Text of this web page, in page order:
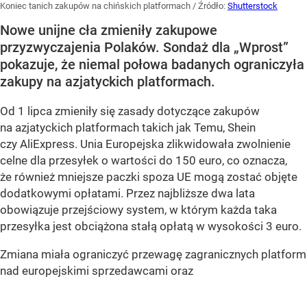
Koniec tanich zakupów na chińskich platformach / Źródło: Shutterstock
Nowe unijne cła zmieniły zakupowe
przyzwyczajenia Polaków. Sondaż dla „Wprost”
pokazuje, że niemal połowa badanych ograniczyła
zakupy na azjatyckich platformach.
Od 1 lipca zmieniły się zasady dotyczące zakupów
na azjatyckich platformach takich jak Temu, Shein
czy AliExpress. Unia Europejska zlikwidowała zwolnienie
celne dla przesyłek o wartości do 150 euro, co oznacza,
że również mniejsze paczki spoza UE mogą zostać objęte
dodatkowymi opłatami. Przez najbliższe dwa lata
obowiązuje przejściowy system, w którym każda taka
przesyłka jest obciążona stałą opłatą w wysokości 3 euro.
Zmiana miała ograniczyć przewagę zagranicznych platform
nad europejskimi sprzedawcami oraz